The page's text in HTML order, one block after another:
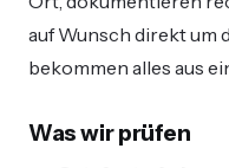
auf Wunsch direkt um
bekommen alles aus
Was wir prüfen